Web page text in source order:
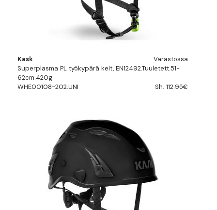
Kask
Varastossa
Superplasma PL työkypärä kelt, EN12492.Tuuletett.51-
62cm.420g
WHE00108-202.UNI
Sh. 112.95€